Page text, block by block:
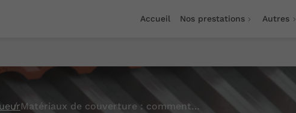
Accueil Nos prestations Autres
Matériaux de couverture : comment choisir le bon pour votre toiture ?